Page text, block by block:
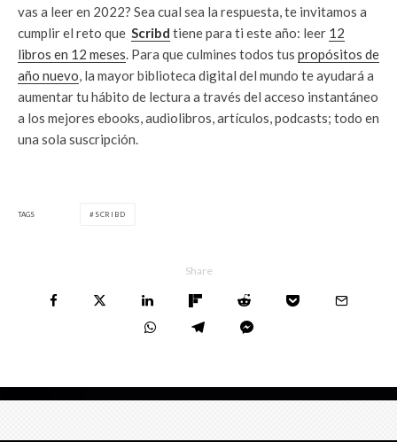
vas a leer en 2022? Sea cual sea la respuesta, te invitamos a
cumplir el reto que Scribd tiene para ti este año: leer 12
libros en 12 meses. Para que culmines todos tus propósitos de
año nuevo, la mayor biblioteca digital del mundo te ayudará a
aumentar tu hábito de lectura a través del acceso instantáneo
a los mejores ebooks, audiolibros, artículos, podcasts; todo en
una sola suscripción.
TAGS SCRIBD
Share